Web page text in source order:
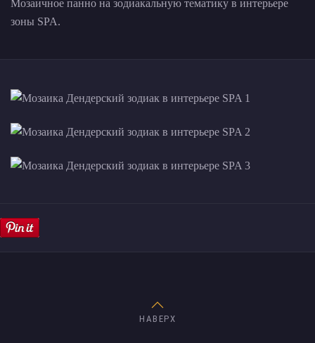
Мозаичное панно на зодиакальную тематику в интерьере
зоны SPA.
НАВЕРХ